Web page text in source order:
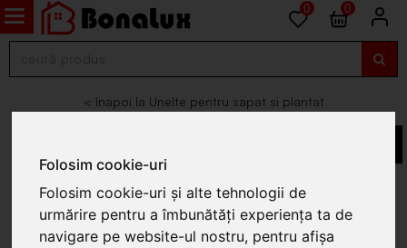
Folosim cookie-uri
Folosim cookie-uri și alte tehnologii de
urmărire pentru a îmbunătăți experiența ta de
navigare pe website-ul nostru, pentru afișa
0 0
Unelte pentru sapat si plantat